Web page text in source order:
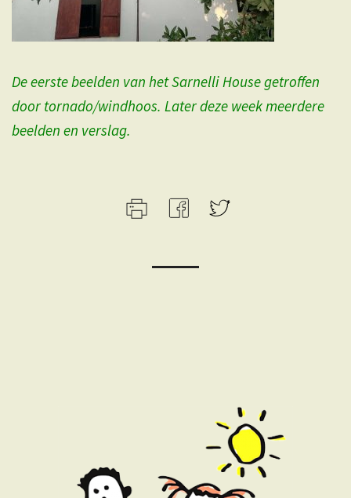
De eerste beelden van het Sarnelli House getroffen
door tornado/windhoos. Later deze week meerdere
beelden en verslag.